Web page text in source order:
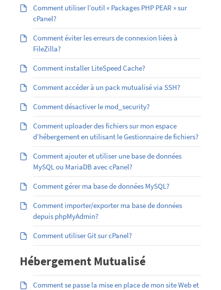
Comment utiliser l’outil « Packages PHP PEAR » sur
cPanel?
Comment éviter les erreurs de connexion liées à
FileZilla?
Comment installer LiteSpeed Cache?
Comment accéder à un pack mutualisé via SSH?
Comment désactiver le mod_security?
Comment uploader des fichiers sur mon espace
d’hébergement en utilisant le Gestionnaire de fichiers?
Comment ajouter et utiliser une base de données
MySQL ou MariaDB avec cPanel?
Comment gérer ma base de données MySQL?
Comment importer/exporter ma base de données
depuis phpMyAdmin?
Comment utiliser Git sur cPanel?
Hébergement Mutualisé
Comment se passe la mise en place de mon site Web et